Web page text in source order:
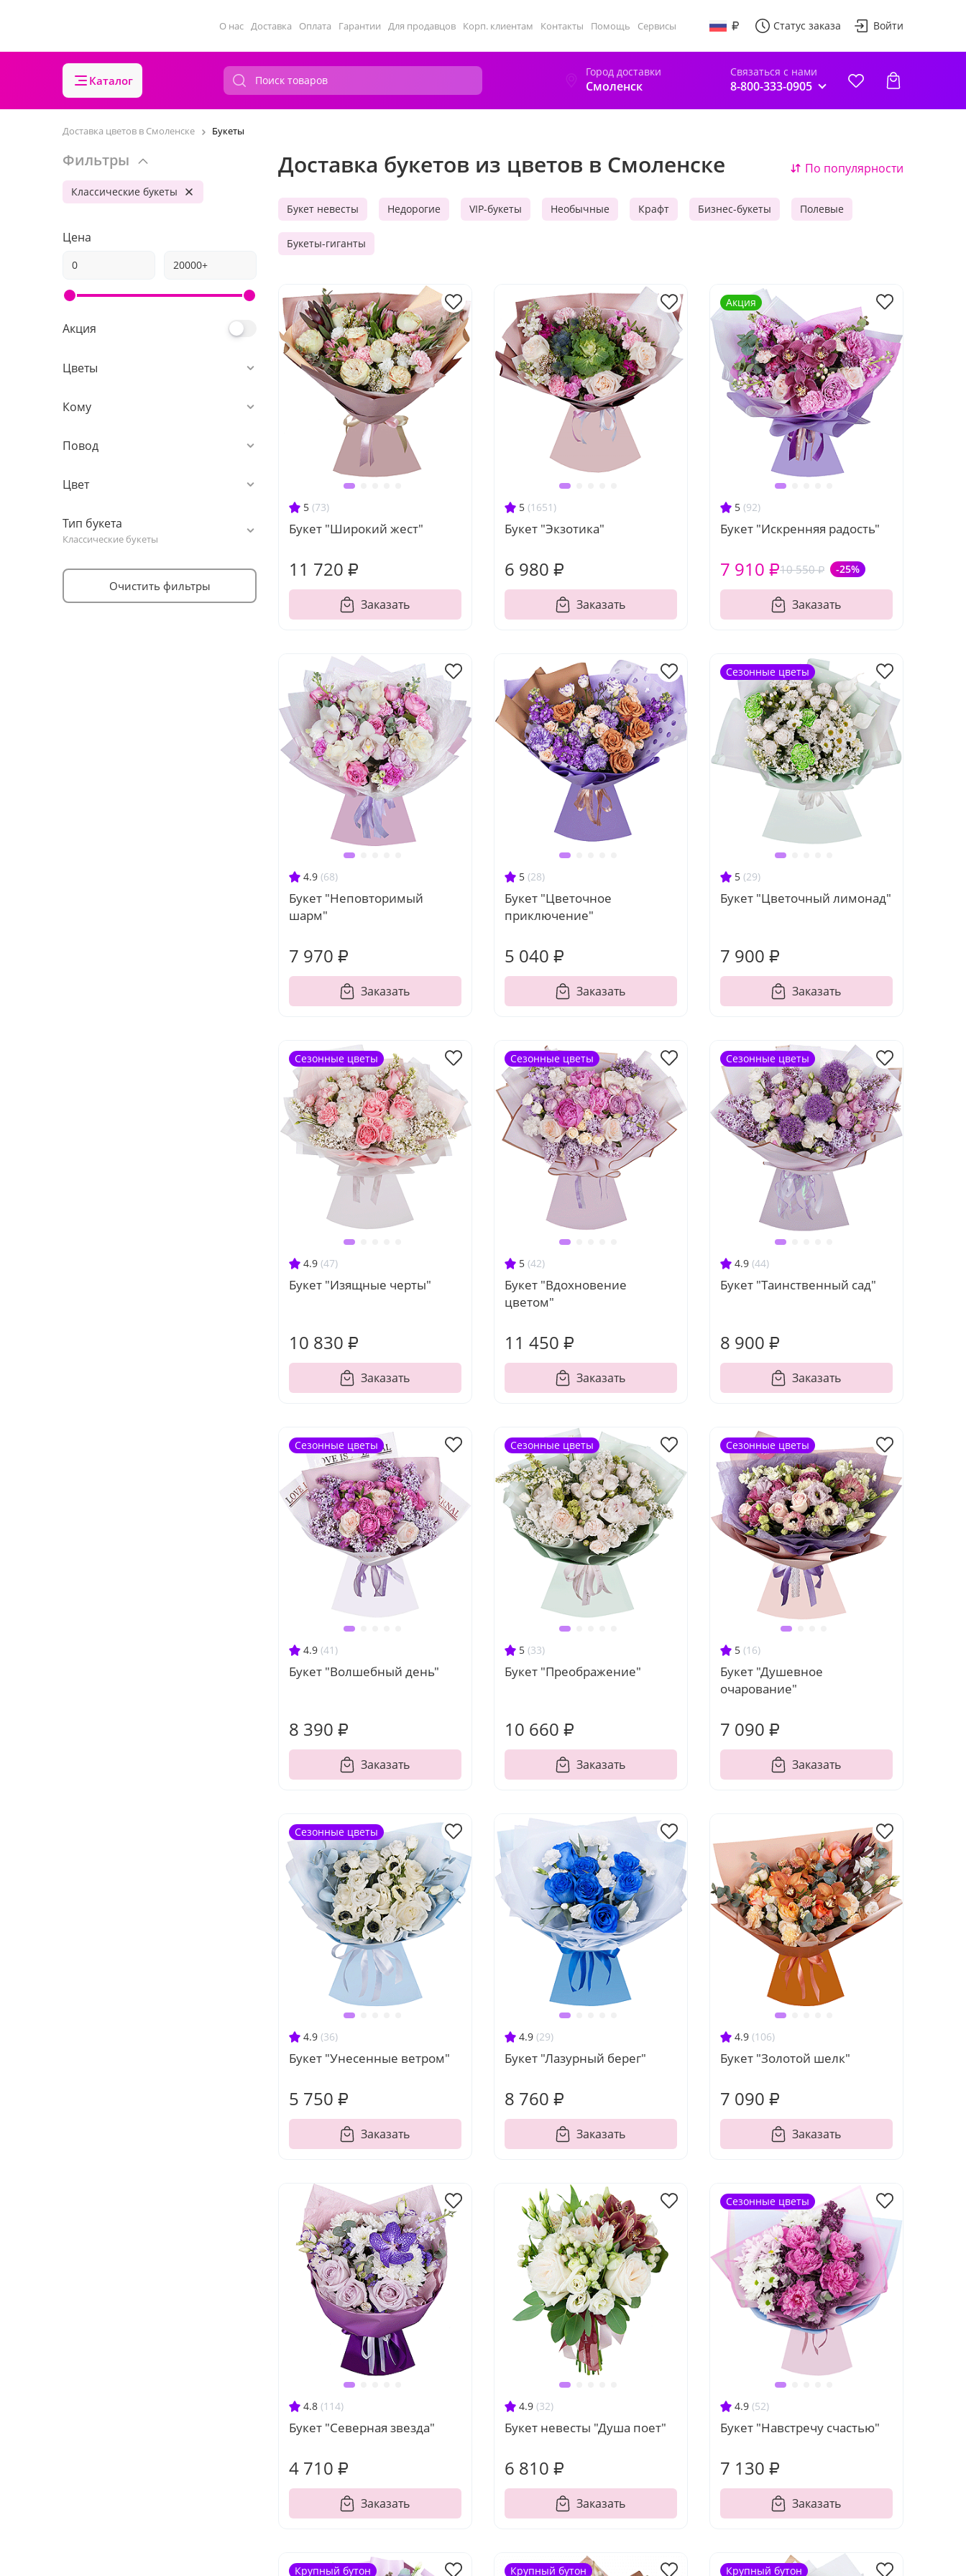
О нас Доставка Оплата Гарантии Для продавцов Корп. клиентам Контакты Помощь Сервисы Статус заказа Войти
Каталог
Город доставки
Смоленск
Связаться с нами
8-800-333-0905
Доставка цветов в Смоленске Букеты
Фильтры
Классические букеты
Цена
Акция
Цветы
Кому
Повод
Цвет
Тип букета
Классические букеты
Очистить фильтры
Доставка букетов из цветов в Смоленске По популярности
Букет невесты Недорогие VIP-букеты Необычные Крафт Бизнес-букеты Полевые
Букеты-гиганты
5 (73)
Букет "Широкий жест"
11 720 ₽
Заказать
5 (1651)
Букет "Экзотика"
6 980 ₽
Заказать
5 (92)
Букет "Искренняя радость"
10 550 ₽ -25%
7 910 ₽
Заказать
Акция
4.9 (68)
Букет "Неповторимый
шарм"
7 970 ₽
Заказать
5 (28)
Букет "Цветочное
приключение"
5 040 ₽
Заказать
5 (29)
Букет "Цветочный лимонад"
7 900 ₽
Заказать
Сезонные цветы
4.9 (47)
Букет "Изящные черты"
10 830 ₽
Заказать
Сезонные цветы
5 (42)
Букет "Вдохновение
цветом"
11 450 ₽
Заказать
Сезонные цветы
4.9 (44)
Букет "Таинственный сад"
8 900 ₽
Заказать
Сезонные цветы
4.9 (41)
Букет "Волшебный день"
8 390 ₽
Заказать
Сезонные цветы
5 (33)
Букет "Преображение"
10 660 ₽
Заказать
Сезонные цветы
5 (16)
Букет "Душевное
очарование"
7 090 ₽
Заказать
Сезонные цветы
4.9 (36)
Букет "Унесенные ветром"
5 750 ₽
Заказать
Сезонные цветы
4.9 (29)
Букет "Лазурный берег"
8 760 ₽
Заказать
4.9 (106)
Букет "Золотой шелк"
7 090 ₽
Заказать
4.8 (114)
Букет "Северная звезда"
4 710 ₽
Заказать
4.9 (32)
Букет невесты "Душа поет"
6 810 ₽
Заказать
4.9 (52)
Букет "Навстречу счастью"
7 130 ₽
Заказать
Сезонные цветы
Крупный бутон Крупный бутон Крупный бутон